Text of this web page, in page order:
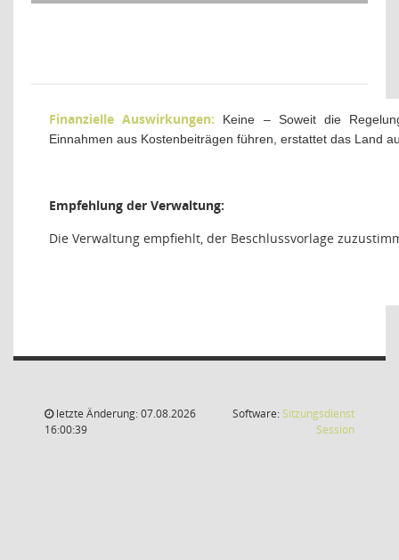
Finanzielle Auswirkungen:
Keine – Soweit die
Einnahmen aus Kostenbeiträgen führen, erstattet das Land
Empfehlung der Verwaltung:
Die Verwaltung empfiehlt, der Beschlussvorlage
letzte Änderung: 07.08.2026
16:00:39
Software:Sitzungsdienst
Session(Wird in